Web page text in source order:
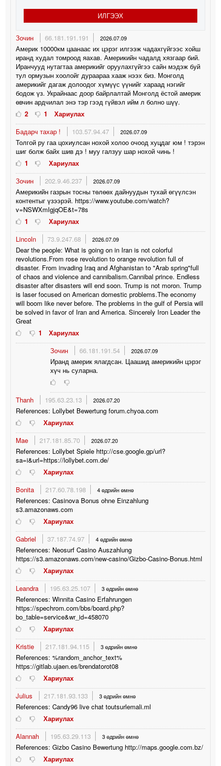
ИЛГЭЭХ
Зочин 66.181.191.191 2026.07.09
Америк 10000км цаанаас их цэрэг илгээж чадахгүйгээс хойш
иранд худал томроод яахав. Америкийн чадалд хязгаар бий.
Иранчууд нутагтаа америкийг оруулахгүйгээ сайн мэдэж буй
тул ормузын хоолойг дураараа хааж нээх биз. Монголд
америкийг дагаж долоодог хүмүүс үүнийг хараад нэгийг
бодож үз. Украйнаас доор байрлалтай Монголд ёстой америк
өвчин ардчилал энэ тэр гээд гүйвэл ийм л болно шүү.
2
1
Хариулах
Бадарч тахар !
103.57.94.47 2026.07.09
Толгой ру гаа цохиулсан нохой холоо очоод хуцдаг юм ! тэрэн
шиг болж байх шив дэ ! муу галзуу шар нохой чинь !
1
Хариулах
Зочин
202.9.46.237 2026.07.09
Америкийн газрын тосны төлөөх дайнуудын тухай өгүүлсэн
контентыг үзээрэй. https://www.youtube.com/watch?
v=NSWXmIgjqOE&t=78s
1
Хариулах
Lincoln
73.9.247.68 2026.07.09
Dear the people: What is going on in Iran is not colorful
revolutions.From rose revolution to orange revolution full of
disaster. From invading Iraq and Afghanistan to "Arab spring"full
of chaos and violence and cannibalism.Cannibal prince. Endless
disaster after disasters will end soon. Trump is not moron. Trump
is laser focused on American domestic problems.The economy
will boom like never before. The problems in the gulf of Persia will
be solved in favor of Iran and America. Sincerely Iron Leader the
Great
1
Хариулах
Зочин
66.181.191.54 2026.07.09
Иранд америк ялагдсан. Цаашид америкийн цэрэг
хүч нь суларна.
Thanh 195.63.23.13 2026.07.20
References: Lollybet Bewertung forum.chyoa.com
Хариулах
Mae
217.181.85.70 2026.07.20
References: Lollybet Spiele http://cse.google.gp/url?
sa=i&url=https://lollybet.com.de/
Хариулах
Bonita
217.60.78.198 4 өдрийн өмнө
References: Casinova Bonus ohne Einzahlung
s3.amazonaws.com
Хариулах
Gabriel
37.187.74.97 4 өдрийн өмнө
References: Neosurf Casino Auszahlung
https://s3.amazonaws.com/new-casino/Gizbo-Casino-Bonus.html
Хариулах
Leandra
195.63.25.107 3 өдрийн өмнө
References: Winnita Casino Erfahrungen
https://spechrom.com/bbs/board.php?
bo_table=service&wr_id=458070
Хариулах
Kristie
217.181.94.115 3 өдрийн өмнө
References: %random_anchor_text%
https://gitlab.ujaen.es/brendatorot08
Хариулах
Julius
217.181.93.133 3 өдрийн өмнө
References: Candy96 live chat toutsurlemali.ml
Хариулах
Alannah
195.63.29.113 3 өдрийн өмнө
References: Gizbo Casino Bewertung http://maps.google.com.bz/
Хариулах